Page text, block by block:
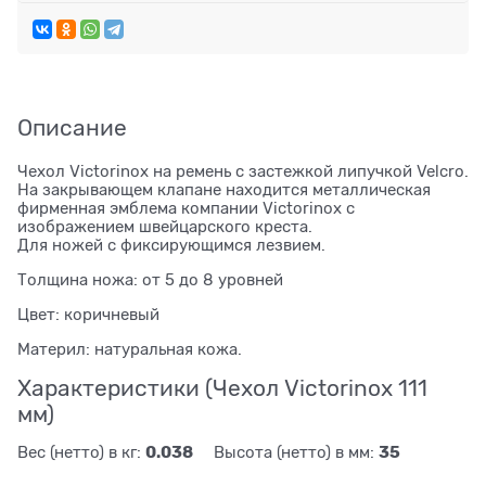
Описание
Чехол Victorinox на ремень с застежкой липучкой Velcro.
На закрывающем клапане находится металлическая
фирменная эмблема компании Victorinox с
изображением швейцарского креста.
Для ножей с фиксирующимся лезвием.
Толщина ножа: от 5 до 8 уровней
Цвет: коричневый
Материл: натуральная кожа.
Характеристики (Чехол Victorinox 111
мм)
Вес (нетто) в кг: 0.038 Высота (нетто) в мм: 35